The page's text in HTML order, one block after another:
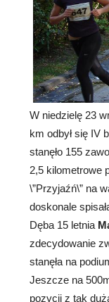
W niedzielę 23
km odbył się IV
stanęło 155
2,5 kilometrowe
\”Przyjaźń\” na
doskonale
Dęba 15 letnia
zdecydowanie
stanęła na
Jeszcze na
pozycji z tak